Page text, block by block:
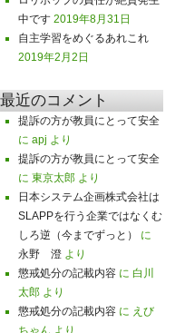
中です 2019年8月31日
自主学習をめぐるあれこれ
2019年2月2日
最近のコメント
提訴の方が教員にとって安全
に apj より
提訴の方が教員にとって安全
に 東京太郎 より
日本システム企画株式会社は
SLAPPを行う企業ではなくむ
しろ逆（今までずっと）
に
永野 澄 より
懲戒処分の記載内容 に 白川
太郎 より
懲戒処分の記載内容 に えび
ちゃん より